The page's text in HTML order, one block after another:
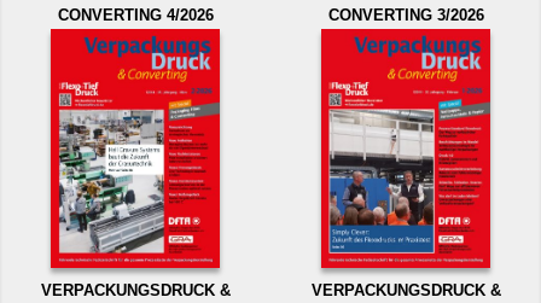
CONVERTING 4/2026
CONVERTING 3/2026
VERPACKUNGSDRUCK &
VERPACKUNGSDRUCK &